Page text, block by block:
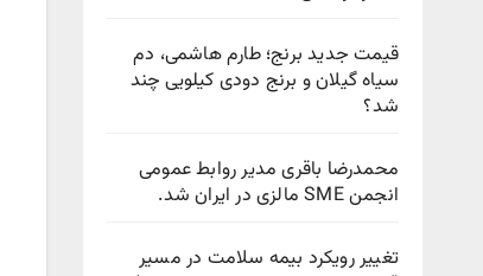
قیمت جدید برنج؛ طارم هاشمی، دم
سیاه گیلان و برنج دودی کیلویی چند
شد؟
محمدرضا باقری مدیر روابط عمومی
انجمن SME مالزی در ایران شد.
تغییر رویکرد بیمه سلامت در مسیر